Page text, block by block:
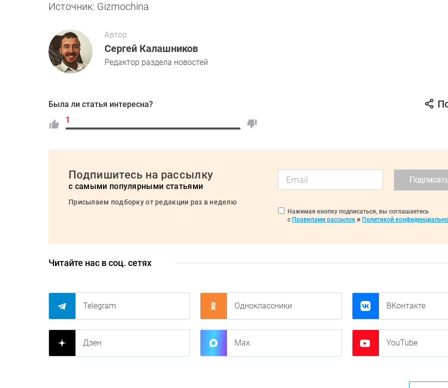
Источник: Gizmochina
Автор
Сергей Калашников
Редактор раздела новостей
Была ли статья интересна?
1
Подпишитесь на рассылку
с самыми популярными статьями
Присылаем подборку от редакции раз в неделю
Нажимая кнопку подписаться, вы соглашаетесь
с Правилами рассылок и Политикой
Читайте нас в соц. сетях
Telegram Одноклассники ВКонтакте
Дзен Max YouTube